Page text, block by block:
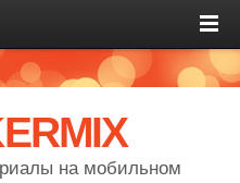
на мобильном